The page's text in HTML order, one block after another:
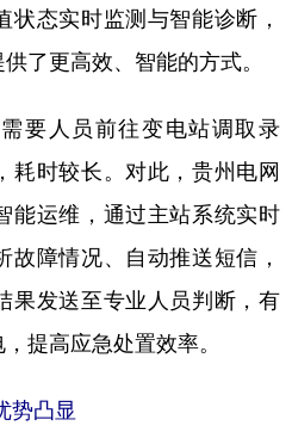
态实时监测与智能诊断，
了更高效、智能的方式。
人员前往变电站调取录
耗时较长。对此，贵州电网
能运维，通过主站系统实时
障情况、自动推送短信，
果发送至专业人员判断，有
提高应急处置效率。
凸显